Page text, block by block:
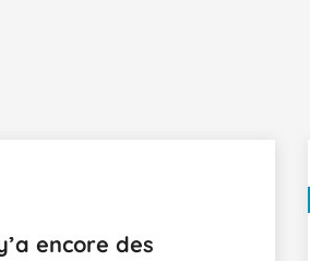
encore des